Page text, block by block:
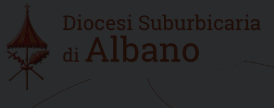
content
Home
new